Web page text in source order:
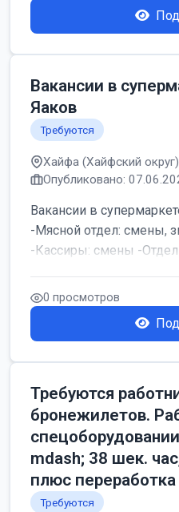
Вакансии в
Яаков
Требуются
Хайфа (Хайфский округ)
Опубликовано:
Вакансии в
-Мясной отдел: смены,
-Кассиры: смены -
0 просмотров
Требуются
бронежилетов.
mdash; 38 шек.
плюс
Требуются